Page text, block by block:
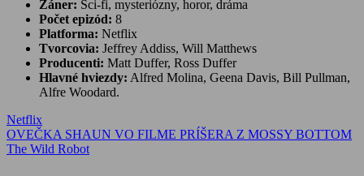
Žáner: Sci-fi, mysteriózny, horor, dráma
Počet epizód: 8
Platforma: Netflix
Tvorcovia: Jeffrey Addiss, Will Matthews
Producenti: Matt Duffer, Ross Duffer
Hlavné hviezdy: Alfred Molina, Geena Davis, Bill Pullman,
Alfre Woodard.
Netflix
Navigácia
v
Previous
Post:
OVEČKA SHAUN VO FILME PRÍŠERA Z MOSSY BOTTOM
Next
The Wild Robot